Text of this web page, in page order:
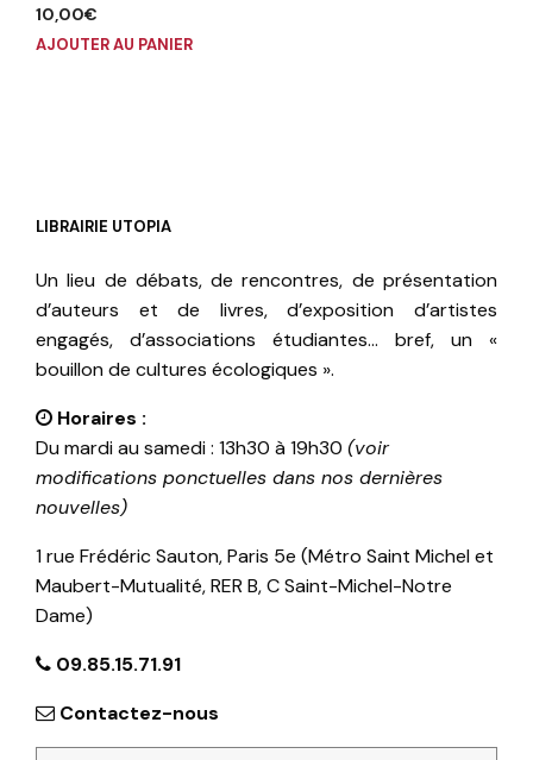
10,00€
AJOUTER AU PANIER
LIBRAIRIE UTOPIA
Un lieu de débats, de rencontres, de présentation
d’auteurs et de livres, d’exposition d’artistes
engagés, d’associations étudiantes… bref, un «
bouillon de cultures écologiques ».
Horaires :
Du mardi au samedi : 13h30 à 19h30 (voir
modifications ponctuelles dans nos dernières
nouvelles)
1 rue Frédéric Sauton, Paris 5e (Métro Saint Michel et
Maubert-Mutualité, RER B, C Saint-Michel-Notre
Dame)
09.85.15.71.91
Contactez-nous